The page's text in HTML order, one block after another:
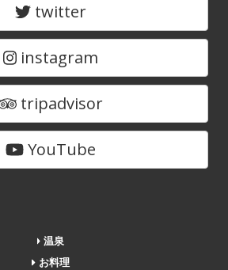
twitter
instagram
tripadvisor
YouTube
温泉
お料理